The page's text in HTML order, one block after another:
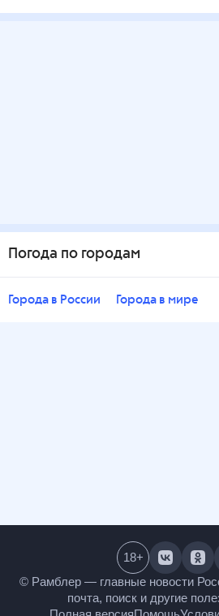
Погода по городам
Города в России Города в мире
© Рамблер — главные
гороскопы, почта, поиск и
18+